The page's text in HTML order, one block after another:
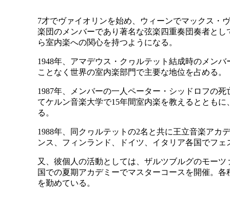
7才でヴァイオリンを始め、ウィーンでマックス・
楽団のメンバーであり著名な弦楽四重奏団奏者と
ら室内楽への関心を持つようになる。
1948年、アマデウス・クヮルテット結成時のメン
ことなく世界の室内楽部門で主要な地位を占める。
1987年、メンバーの一人ペーター・シッドロフの
てケルン音楽大学で15年間室内楽を教えるととも
る。
1988年、同クヮルテットの2名と共に王立音楽アカ
ンス、フィンランド、ドイツ、イタリア各国でフェ
又、彼個人の活動としては、ザルツブルグのモー
国での夏期アカデミーでマスターコースを開催。
を勤めている。